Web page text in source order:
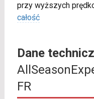
przy wyższych
całość
Dane
FR